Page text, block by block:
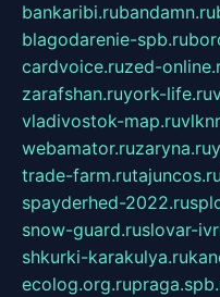
bankaribi.rubandamn.ru
blagodarenie-spb.ru
cardvoice.ruzed-
zarafshan.ruyork-life.ru
vladivostok-map.ru
webamator.ruzaryna.ru
trade-farm.rutajuncos.ru
spayderhed-2022.ru
snow-guard.ruslovar-
shkurki-karakulya.ru
ecolog.org.ru